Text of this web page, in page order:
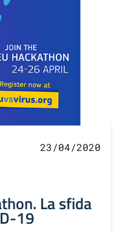
23/04/2020
La sfida
19